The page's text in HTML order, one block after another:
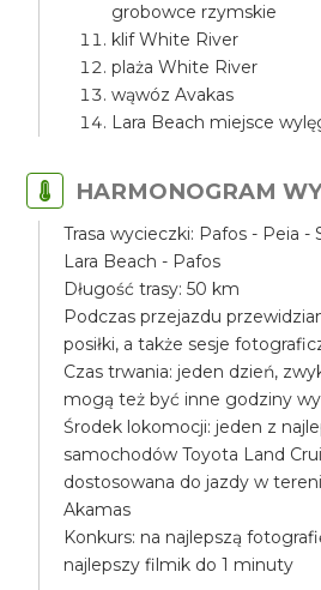
grobowce rzymskie
klif White River
plaża White River
wąwóz Avakas
Lara Beach miejsce
HARMONOGRAM
Trasa wycieczki: Pafos - Peia -
Lara Beach - Pafos
Długość trasy: 50 km
Podczas przejazdu
posiłki, a także sesje
Czas trwania: jeden dzień,
mogą też być inne godziny
Środek lokomocji: jeden z
samochodów Toyota Land
dostosowana do jazdy w
Akamas
Konkurs: na najlepszą
najlepszy filmik do 1 minuty